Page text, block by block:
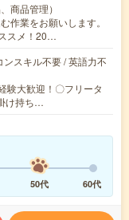
商品管理）
作業をお願いします。
スメ！20…
スキル不要 / 英語力不
験大歓迎！〇フリータ
け持ち…
50代 60代